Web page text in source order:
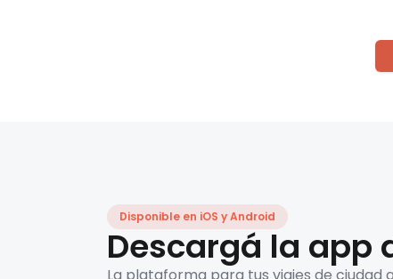
Disponible en iOS y Android
Descargá la app